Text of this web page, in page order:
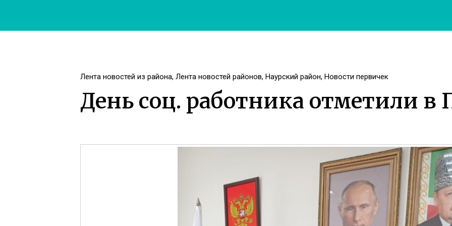
Лента новостей из района, Лента новостей районов, Наурский район, Новости первичек
День соц. работника отметили в